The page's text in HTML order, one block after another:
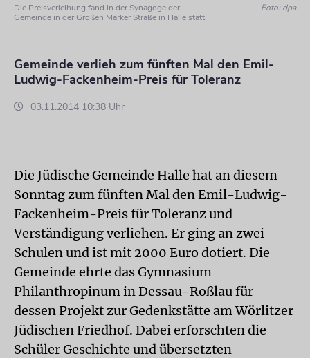
Die Preisverleihung fand in der Synagoge der
Gemeinde in der Großen Märker Straße in Halle statt.
Foto: dpa
Gemeinde verlieh zum fünften Mal den Emil-
Ludwig-Fackenheim-Preis für Toleranz
03.11.2014 10:38 Uhr
Die Jüdische Gemeinde Halle hat an diesem
Sonntag zum fünften Mal den Emil-Ludwig-
Fackenheim-Preis für Toleranz und
Verständigung verliehen. Er ging an zwei
Schulen und ist mit 2000 Euro dotiert. Die
Gemeinde ehrte das Gymnasium
Philanthropinum in Dessau-Roßlau für
dessen Projekt zur Gedenkstätte am Wörlitzer
Jüdischen Friedhof. Dabei erforschten die
Schüler Geschichte und übersetzten